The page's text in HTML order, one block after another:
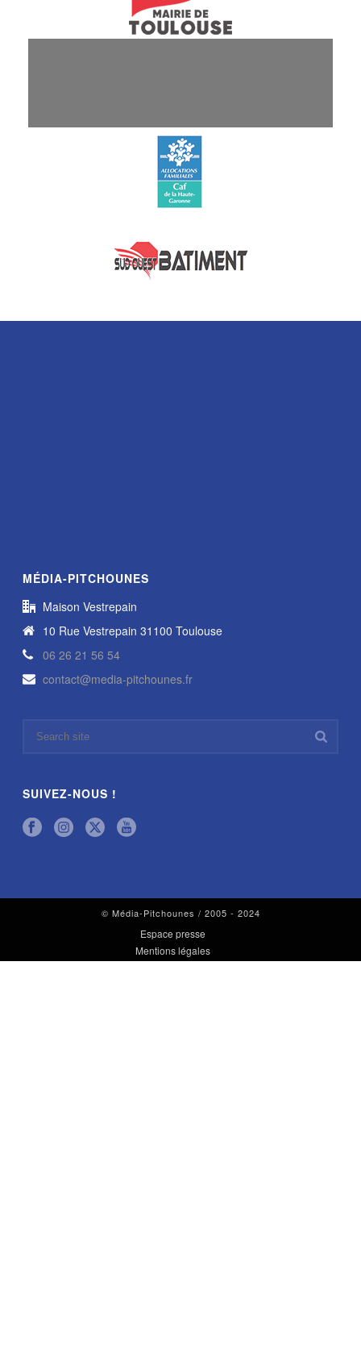
MÉDIA-PITCHOUNES
Maison Vestrepain
10 Rue Vestrepain 31100 Toulouse
06 26 21 56 54
contact@media-pitchounes.fr
SUIVEZ-NOUS !
© Média-Pitchounes / 2005 - 2024
Espace presse
Mentions légales